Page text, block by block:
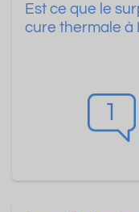
1
Est ce que le
cure thermale à